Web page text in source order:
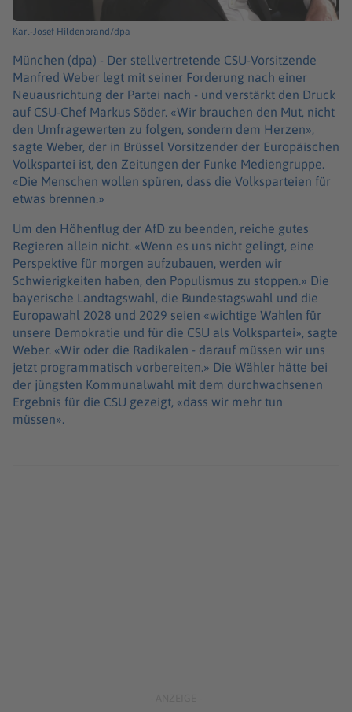
Karl-Josef Hildenbrand/dpa
München (dpa) - Der stellvertretende CSU-Vorsitzende
Manfred Weber legt mit seiner Forderung nach einer
Neuausrichtung der Partei nach - und verstärkt den Druck
auf CSU-Chef Markus Söder. «Wir brauchen den Mut, nicht
den Umfragewerten zu folgen, sondern dem Herzen»,
sagte Weber, der in Brüssel Vorsitzender der Europäischen
Volkspartei ist, den Zeitungen der Funke Mediengruppe.
«Die Menschen wollen spüren, dass die Volksparteien für
etwas brennen.»
Um den Höhenflug der AfD zu beenden, reiche gutes
Regieren allein nicht. «Wenn es uns nicht gelingt, eine
Perspektive für morgen aufzubauen, werden wir
Schwierigkeiten haben, den Populismus zu stoppen.» Die
bayerische Landtagswahl, die Bundestagswahl und die
Europawahl 2028 und 2029 seien «wichtige Wahlen für
unsere Demokratie und für die CSU als Volkspartei», sagte
Weber. «Wir oder die Radikalen - darauf müssen wir uns
jetzt programmatisch vorbereiten.» Die Wähler hätte bei
der jüngsten Kommunalwahl mit dem durchwachsenen
Ergebnis für die CSU gezeigt, «dass wir mehr tun
müssen».